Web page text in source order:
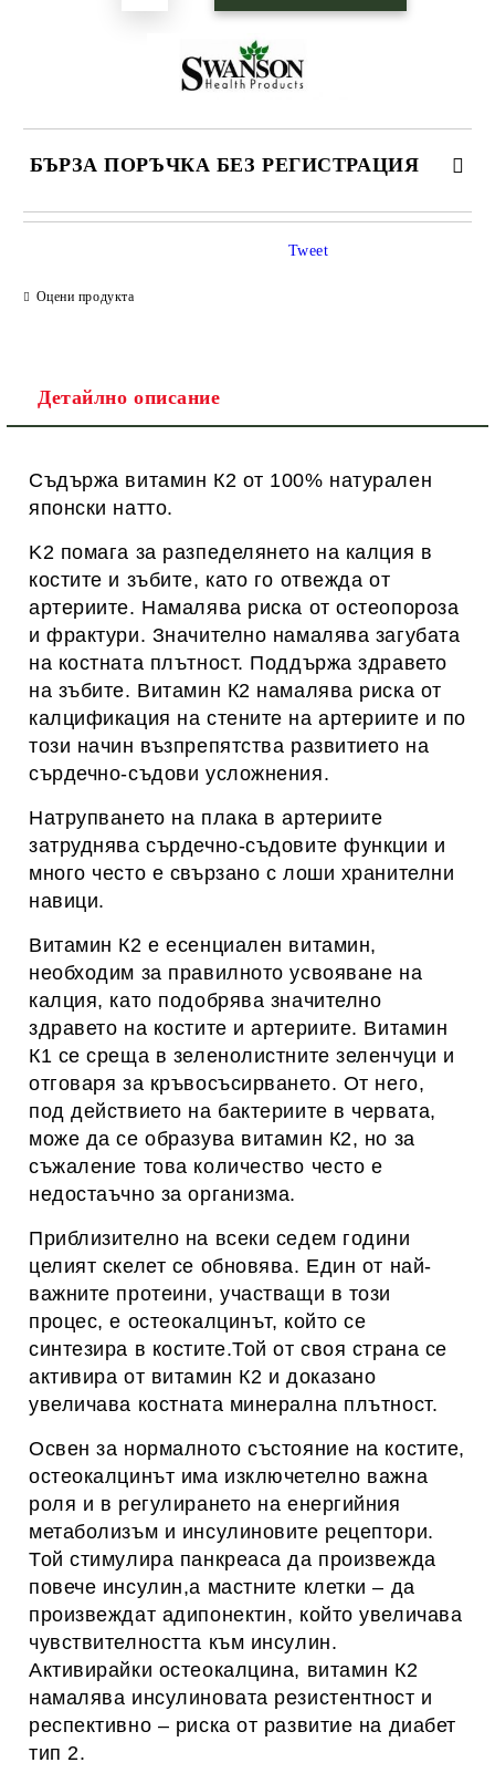
БЪРЗА ПОРЪЧКА БЕЗ РЕГИСТРАЦИЯ
САМО ПОПЪЛНЕТЕ 1 ПОЛЕ
Ние ще се свържем с вас в рамките на работния ден.
Оцени продукта
Tweet
Детайлно описание
Съдържа витамин К2 от 100% натурален
японски натто.
K2 помага за разпеделянето на калция в
костите и зъбите, като го отвежда от
артериите. Намалява риска от остеопороза
и фрактури. Значително намалява загубата
на костната плътност. Поддържа здравето
на зъбите. Витамин К2 намалява риска от
калцификация на стените на артериите и по
този начин възпрепятства развитието на
сърдечно-съдови усложнения.
Натрупването на плака в артериите
затруднява сърдечно-съдовите функции и
много често е свързано с лоши хранителни
навици.
Витамин К2 е есенциален витамин,
необходим за правилното усвояване на
калция, като подобрява значително
здравето на костите и артериите. Витамин
К1 се среща в зеленолистните зеленчуци и
отговаря за кръвосъсирването. От него,
под действието на бактериите в червата,
може да се образува витамин К2, но за
съжаление това количество често е
недостаъчно за организма.
Приблизително на всеки седем години
целият скелет се обновява. Един от най-
важните протеини, участващи в този
процес, е остеокалцинът, който се
синтезира в костите.Той от своя страна се
активира от витамин К2 и доказано
увеличава костната минерална плътност.
Освен за нормалното състояние на костите,
остеокалцинът има изключетелно важна
роля и в регулирането на енергийния
метаболизъм и инсулиновите рецептори.
Той стимулира панкреаса да произвежда
повече инсулин,а мастните клетки – да
произвеждат адипонектин, който увеличава
чувствителността към инсулин.
Активирайки остеокалцина, витамин К2
намалява инсулиновата резистентност и
респективно – риска от развитие на диабет
тип 2.